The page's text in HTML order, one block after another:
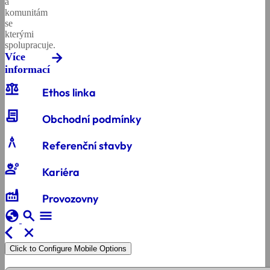
komunitám
se
kterými
spolupracuje.
Více
informací
balance Ethos linka
contract Obchodní podmínky
architecture Referenční stavby
engineering Kariéra
factory Provozovny
globe search menu
arrow_back_ios
close
Click to Configure Mobile Options